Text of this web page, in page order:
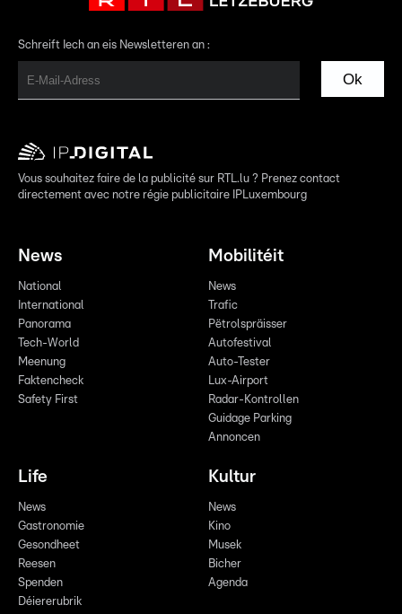
Schreift Iech an eis Newsletteren an :
Ok
Vous souhaitez faire de la publicité sur RTL.lu ? Prenez contact
directement avec notre régie publicitaire IPLuxembourg
News
National
International
Panorama
Tech-World
Meenung
Faktencheck
Safety First
Mobilitéit
News
Trafic
Pëtrolspräisser
Autofestival
Auto-Tester
Lux-Airport
Radar-Kontrollen
Guidage Parking
Annoncen
Life
News
Gastronomie
Gesondheet
Reesen
Spenden
Déiererubrik
Kultur
News
Kino
Musek
Bicher
Agenda